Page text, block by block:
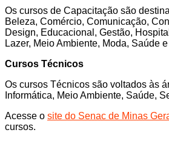
Os cursos de Capacitação são
Beleza, Comércio, Comunicação,
Design, Educacional, Gestão,
Lazer, Meio Ambiente, Moda, Saúde
Cursos Técnicos
Os cursos Técnicos são voltados às
Informática, Meio Ambiente, Saúde,
Acesse o site do Senac de Minas
cursos.